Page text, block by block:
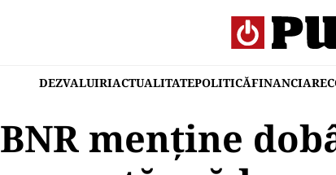
DEZVALUIRIACTUALITATEPOLITICĂFINANCIAR
BNR menține